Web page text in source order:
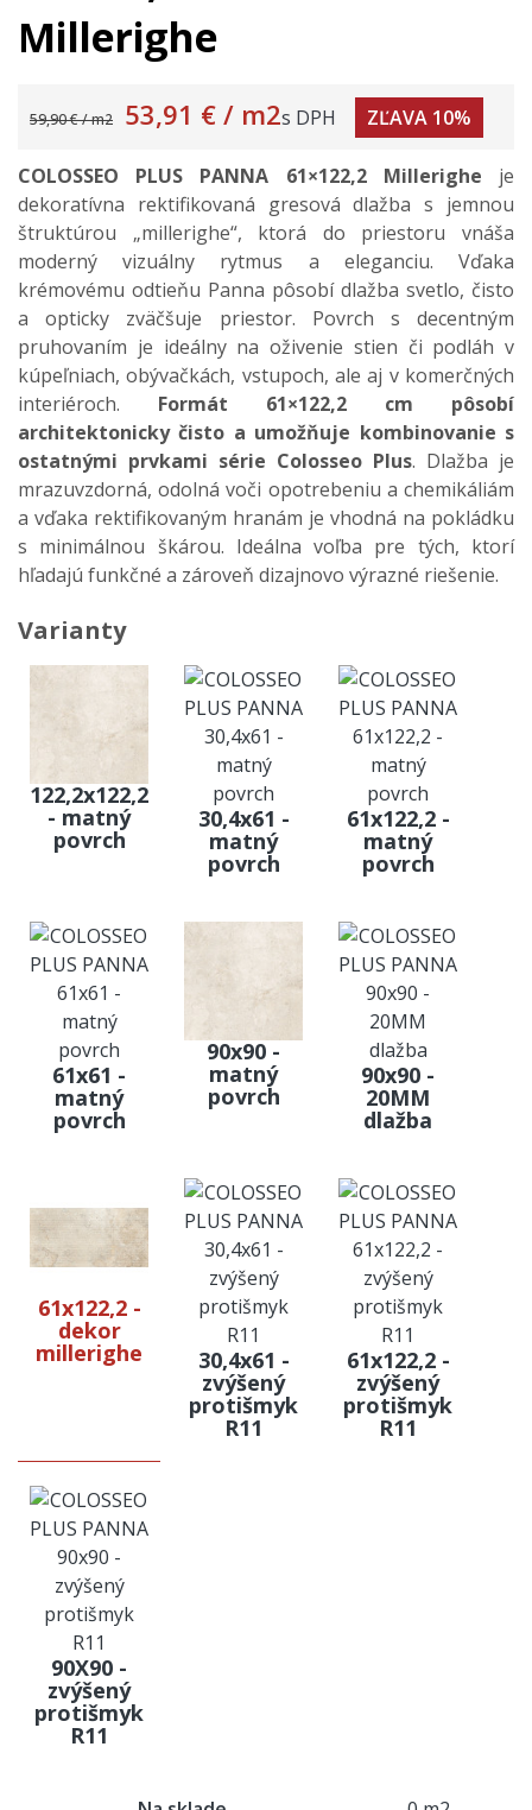
Millerighe
59,90 € / m2 53,91 € / m2s DPH ZĽAVA 10%
COLOSSEO PLUS PANNA 61×122,2 Millerighe je
dekoratívna rektifikovaná gresová dlažba s jemnou
štruktúrou „millerighe“, ktorá do priestoru vnáša
moderný vizuálny rytmus a eleganciu. Vďaka
krémovému odtieňu Panna pôsobí dlažba svetlo, čisto
a opticky zväčšuje priestor. Povrch s decentným
pruhovaním je ideálny na oživenie stien či podláh v
kúpeľniach, obývačkách, vstupoch, ale aj v komerčných
interiéroch. Formát 61×122,2 cm pôsobí
architektonicky čisto a umožňuje kombinovanie s
ostatnými prvkami série Colosseo Plus. Dlažba je
mrazuvzdorná, odolná voči opotrebeniu a chemikáliám
a vďaka rektifikovaným hranám je vhodná na pokládku
s minimálnou škárou. Ideálna voľba pre tých, ktorí
hľadajú funkčné a zároveň dizajnovo výrazné riešenie.
Varianty
122,2x122,2
- matný
povrch
30,4x61 -
matný
povrch
61x122,2 -
matný
povrch
61x61 -
matný
povrch
90x90 -
matný
povrch
90x90 -
20MM
dlažba
61x122,2 -
dekor
millerighe 30,4x61 -
zvýšený
protišmyk
R11
61x122,2 -
zvýšený
protišmyk
R11
90X90 -
zvýšený
protišmyk
R11